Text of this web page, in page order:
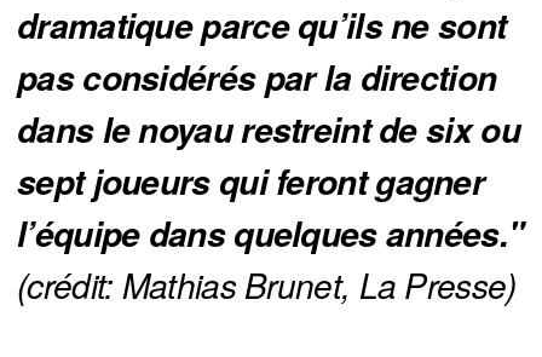
dramatique parce qu’ils ne sont
pas considérés par la direction
dans le noyau restreint de six ou
sept joueurs qui feront gagner
l’équipe dans quelques années."
(crédit: Mathias Brunet, La Presse)